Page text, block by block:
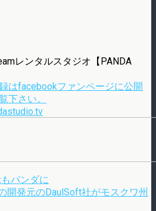
レンタルスタジオ【PANDA
はfacebookファンページに公開
下さい。
パンダに
開発元のDaulSoft社がモスクワ州